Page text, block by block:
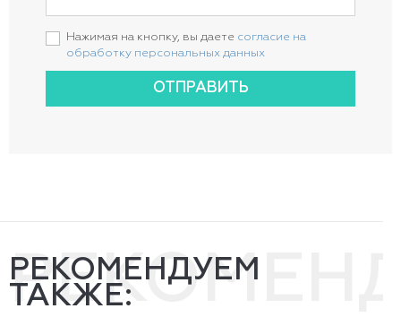
Нажимая на кнопку, вы даете согласие на
обработку персональных данных
ОТПРАВИТЬ
РЕКОМЕНДУЕМ
ТАКЖЕ: